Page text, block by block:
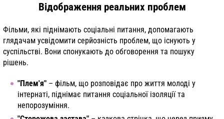
Відображення реальних проблем
Фільми, які піднімають соціальні питання, допомагають
глядачам усвідомити серйозність проблем, що існують у
суспільстві. Вони спонукають до обговорення та пошуку
рішень.
"Плем'я" – фільм, що розповідає про життя молоді у
інтернаті, піднімає питання соціальної ізоляції та
непорозуміння.